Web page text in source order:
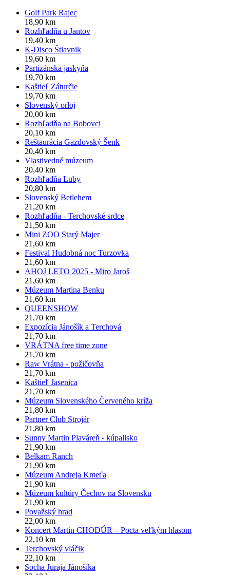
Golf Park Rajec
18,90 km
Rozhľadňa u Jantov
19,40 km
K-Disco Štiavnik
19,60 km
Partizánska jaskyňa
19,70 km
Kaštieľ Záturčie
19,70 km
Slovenský orloj
20,00 km
Rozhľadňa na Bobovci
20,10 km
Reštaurácia Gazdovský Šenk
20,40 km
Vlastivedné múzeum
20,40 km
Rozhľadňa Luby
20,80 km
Slovenský Betlehem
21,20 km
Rozhľadňa - Terchovské srdce
21,50 km
Mini ZOO Starý Majer
21,60 km
Festival Hudobná noc Turzovka
21,60 km
AHOJ LETO 2025 - Miro Jaroš
21,60 km
Múzeum Martina Benku
21,60 km
QUEENSHOW
21,70 km
Expozícia Jánošík a Terchová
21,70 km
VRÁTNA free time zone
21,70 km
Raw Vrátna - požičovňa
21,70 km
Kaštieľ Jasenica
21,70 km
Múzeum Slovenského Červeného kríža
21,80 km
Partner Club Strojár
21,80 km
Sunny Martin Plaváreň - kúpalisko
21,90 km
Belkam Ranch
21,90 km
Múzeum Andreja Kmeťa
21,90 km
Múzeum kultúry Čechov na Slovensku
21,90 km
Považský hrad
22,00 km
Koncert Martin CHODÚR – Pocta veľkým hlasom
22,10 km
Terchovský vláčik
22,10 km
Socha Juraja Jánošíka